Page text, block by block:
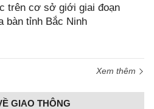
trên cơ sở giới giai đoạn
bàn tỉnh Bắc Ninh
Xem thêm
GIAO THÔNG